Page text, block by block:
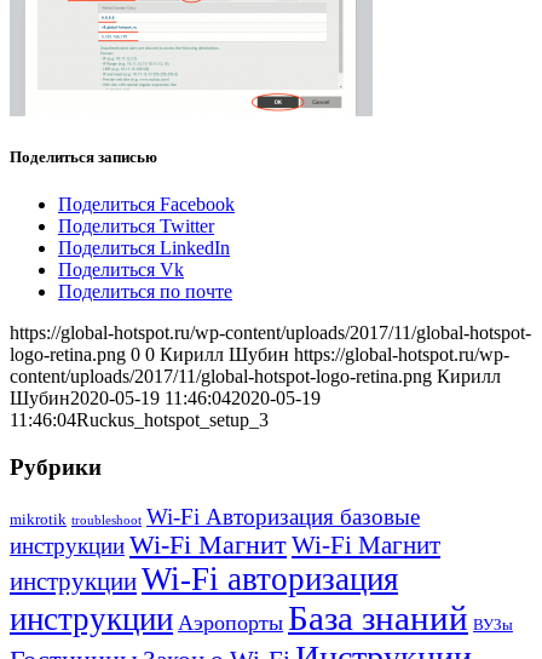
Поделиться записью
Поделиться Facebook
Поделиться Twitter
Поделиться LinkedIn
Поделиться Vk
Поделиться по почте
https://global-hotspot.ru/wp-content/uploads/2017/11/global-hotspot-
logo-retina.png 0 0 Кирилл Шубин https://global-hotspot.ru/wp-
content/uploads/2017/11/global-hotspot-logo-retina.png Кирилл
Шубин2020-05-19 11:46:042020-05-19
11:46:04Ruckus_hotspot_setup_3
Рубрики
mikrotik troubleshoot Wi-Fi Авторизация базовые
инструкцииWi-Fi МагнитWi-Fi Магнит
инструкцииWi-Fi авторизация
инструкции Аэропорты База знаний ВУЗы